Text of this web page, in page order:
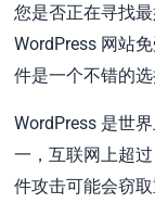
您是否正在寻找
WordPress 网站
件是一个不错的选
WordPress 是世
一，互联网上超
件攻击可能会窃